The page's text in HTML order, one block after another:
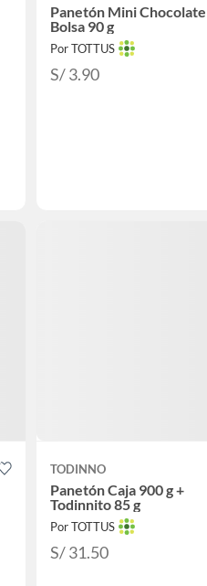
Panetón Mini Chocolate
Bolsa 90 g
Por TOTTUS
S/ 3.90
TODINNO
Panetón Caja 900 g +
Todinnito 85 g
Por TOTTUS
S/ 31.50